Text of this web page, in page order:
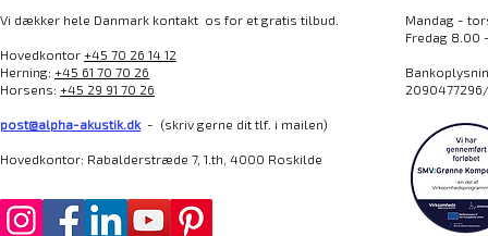
Vi dækker hele Danmark kontakt os for et gratis tilbud.
Hovedkontor +45 70 26 14 12
Herning: +45 61 70 70 26
Horsens: +45 29 91 70 26
post@alpha-akustik.dk- (skriv gerne dit tlf. i mailen)
Hovedkontor: Rabalderstræde 7, 1.th, 4000 Roskilde
Mandag -
Fredag 8.00